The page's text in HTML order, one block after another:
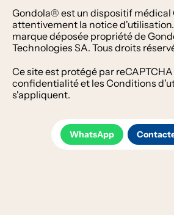
Gondola® est un dispositif médical
attentivement la notice
marque déposée propriété de
Technologies SA. Tous droits
Ce site est protégé par reCAPTCHA
confidentialitéet les Conditions
s'appliquent.
WhatsApp